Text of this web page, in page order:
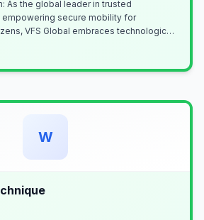
secure mobility for
VFS Global embraces technological
W